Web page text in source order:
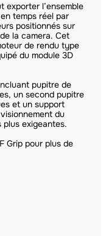
exporter l’ensemble
temps réel par
positionnés sur
la camera. Cet
de rendu type
du module 3D
pupitre de
un second pupitre
et un support
du
exigeantes.
Grip pour plus de